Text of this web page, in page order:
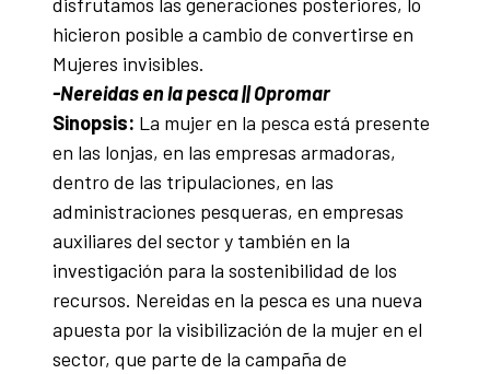
hicieron posible a cambio de convertirse en
Mujeres invisibles.
-Nereidas en la pesca || Opromar
Sinopsis: La mujer en la pesca está presente
en las lonjas, en las empresas armadoras,
dentro de las tripulaciones, en las
administraciones pesqueras, en empresas
auxiliares del sector y también en la
investigación para la sostenibilidad de los
recursos. Nereidas en la pesca es una nueva
apuesta por la visibilización de la mujer en el
sector, que parte de la campaña de